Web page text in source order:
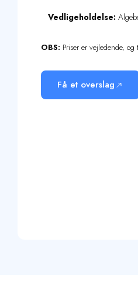
Vedligeholdelse:
OBS: Priser er vejledende,
Få et overslag